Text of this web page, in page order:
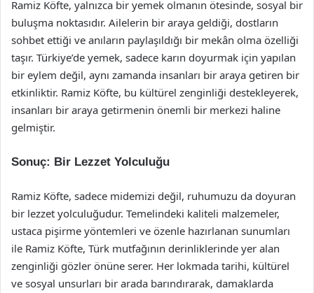
Ramiz Köfte, yalnızca bir yemek olmanın ötesinde, sosyal bir
buluşma noktasıdır. Ailelerin bir araya geldiği, dostların
sohbet ettiği ve anıların paylaşıldığı bir mekân olma özelliği
taşır. Türkiye’de yemek, sadece karın doyurmak için yapılan
bir eylem değil, aynı zamanda insanları bir araya getiren bir
etkinliktir. Ramiz Köfte, bu kültürel zenginliği destekleyerek,
insanları bir araya getirmenin önemli bir merkezi haline
gelmiştir.
Sonuç: Bir Lezzet Yolculuğu
Ramiz Köfte, sadece midemizi değil, ruhumuzu da doyuran
bir lezzet yolculuğudur. Temelindeki kaliteli malzemeler,
ustaca pişirme yöntemleri ve özenle hazırlanan sunumları
ile Ramiz Köfte, Türk mutfağının derinliklerinde yer alan
zenginliği gözler önüne serer. Her lokmada tarihi, kültürel
ve sosyal unsurları bir arada barındırarak, damaklarda